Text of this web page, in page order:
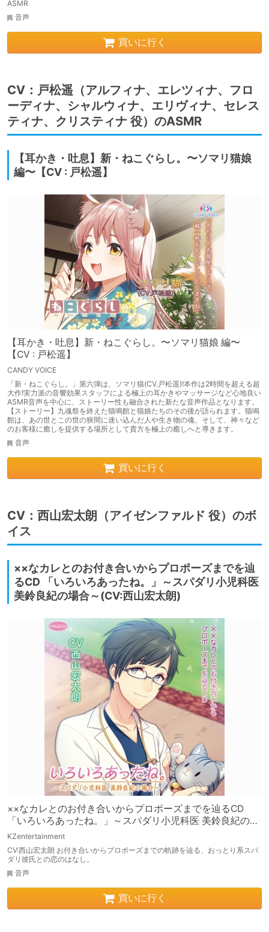
ASMR
音声
買いに行く
CV：戸松遥（アルフィナ、エレツィナ、フロ
ーディナ、シャルウィナ、エリヴィナ、セレス
ティナ、クリスティナ 役）のASMR
【耳かき・吐息】新・ねこぐらし。〜ソマリ猫娘
編〜【CV : 戸松遥】
【耳かき・吐息】新・ねこぐらし。〜ソマリ猫娘 編〜
【CV : 戸松遥】
CANDY VOICE
「新・ねこぐらし。」第六弾は、ソマリ猫(CV.戸松遥)!本作は2時間を超える超
大作!実力派の音響効果スタッフによる極上の耳かきやマッサージなど心地良い
ASMR音声を中心に、ストーリー性も融合された新たな音声作品となります。
【ストーリー】九魂祭を終えた猫鳴館と猫娘たちのその後が語られます。猫鳴
館は、あの世とこの世の狭間に迷い込んだ人や生き物の魂、そして、神々など
のお客様に癒しを提供する場所として貴方を極上の癒しへと導きます。
音声
買いに行く
CV：西山宏太朗（アイゼンファルド 役）のボ
イス
××なカレとのお付き合いからプロポーズまでを辿
るCD 「いろいろあったね。」～スパダリ小児科医
美鈴良紀の場合～(CV:西山宏太朗)
××なカレとのお付き合いからプロポーズまでを辿るCD
「いろいろあったね。」～スパダリ小児科医 美鈴良紀の場
合～(CV:西山宏太朗)
KZentertainment
CV:西山宏太朗 お付き合いからプロポーズまでの軌跡を辿る、おっとり系スパ
ダリ彼氏との恋のはなし。
音声
買いに行く